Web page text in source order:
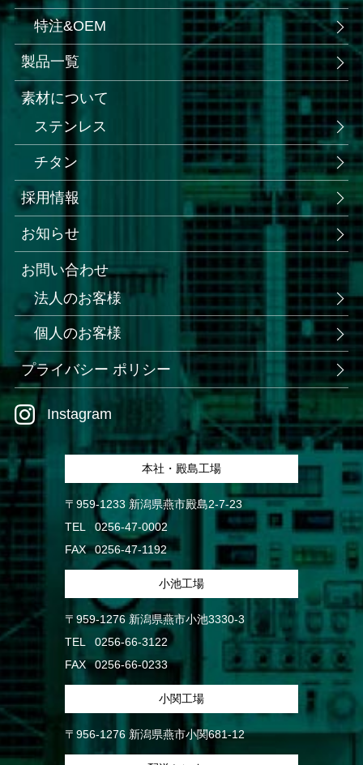
特注&OEM
Instagram
製品一覧
素材について
ステンレス
チタン
採用情報
お知らせ
お問い合わせ
法人のお客様
個人のお客様
プライバシー ポリシー
本社・殿島工場
〒959-1233 新潟県燕市殿島2-7-23
TEL
0256-47-0002
FAX
0256-47-1192
小池工場
〒959-1276 新潟県燕市小池3330-3
TEL
0256-66-3122
FAX
0256-66-0233
小関工場
〒956-1276 新潟県燕市小関681-12